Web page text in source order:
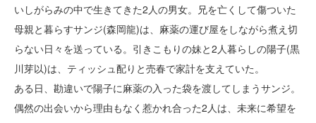
いしがらみの中で生きてきた2人の男女。兄を亡くして傷ついた
母親と暮らすサンジ(森岡龍)は、麻薬の運び屋をしながら煮え切
らない日々を送っている。引きこもりの妹と2人暮らしの陽子(黒
川芽以)は、ティッシュ配りと売春で家計を支えていた。
ある日、勘違いで陽子に麻薬の入った袋を渡してしまうサンジ。
偶然の出会いから理由もなく惹かれ合った2人は、未来に希望を